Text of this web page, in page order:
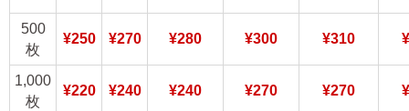
500
枚
¥250 ¥270 ¥280 ¥300 ¥310
1,000
枚
¥220 ¥240 ¥240 ¥270 ¥270